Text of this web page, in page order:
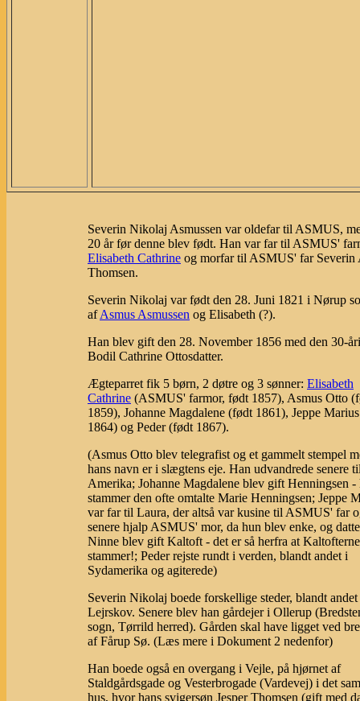
Severin Nikolaj Asmussen var oldefar til ASMUS,
20 år før denne blev født. Han var far til ASMUS'
Elisabeth Cathrine og morfar til ASMUS' far Severin
Thomsen.
Severin Nikolaj var født den 28. Juni 1821 i Nørup
afAsmus Asmussen og Elisabeth (?).
Han blev gift den 28. November 1856 med den 30-
Bodil Cathrine Ottosdatter.
Ægteparret fik 5 børn, 2 døtre og 3 sønner: Elisabeth
Cathrine (ASMUS' farmor, født 1857), Asmus Otto
1859), Johanne Magdalene (født 1861), Jeppe
1864) og Peder (født 1867).
(Asmus Otto blev telegrafist og et gammelt stempel
hans navn er i slægtens eje. Han udvandrede senere
Amerika; Johanne Magdalene blev gift Henningsen -
stammer den ofte omtalte Marie Henningsen; Jeppe
var far til Laura, der altså var kusine til ASMUS' far
senere hjalp ASMUS' mor, da hun blev enke, og
Ninne blev gift Kaltoft - det er så herfra at Kaltofterne
stammer!; Peder rejste rundt i verden, blandt andet i
Sydamerika og agiterede)
Severin Nikolaj boede forskellige steder, blandt
Lejrskov. Senere blev han gårdejer i Ollerup
sogn, Tørrild herred). Gården skal have ligget ved
af Fårup Sø. (Læs mere i Dokument 2 nedenfor)
Han boede også en overgang i Vejle, på hjørnet af
Staldgårdsgade og Vesterbrogade (Vardevej) i det
hus, hvor hans svigersøn Jesper Thomsen (gift med